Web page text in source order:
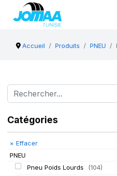
Accueil Produits PNEU
Catégories
× Effacer
PNEU
Pneu Poids Lourds
(104)